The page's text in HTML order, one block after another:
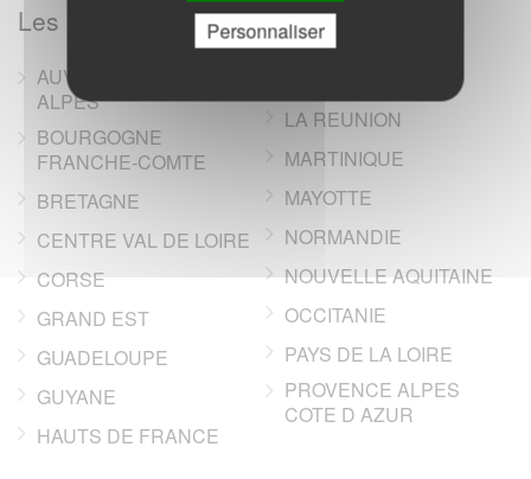
Les regions de France
AUVERGNE RHONE-
ALPES
BOURGOGNE
FRANCHE-COMTE
BRETAGNE
CENTRE VAL DE LOIRE
CORSE
GRAND EST
GUADELOUPE
GUYANE
HAUTS DE FRANCE
LA REUNION
MARTINIQUE
MAYOTTE
NORMANDIE
NOUVELLE AQUITAINE
OCCITANIE
PAYS DE LA LOIRE
PROVENCE ALPES
COTE D AZUR
Personnaliser